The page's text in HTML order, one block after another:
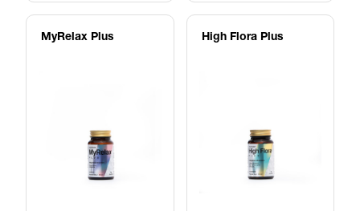
MyRelax Plus High Flora Plus